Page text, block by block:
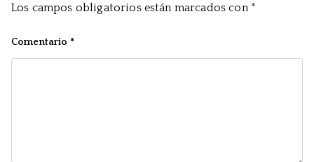
Los campos obligatorios están marcados con *
Comentario *